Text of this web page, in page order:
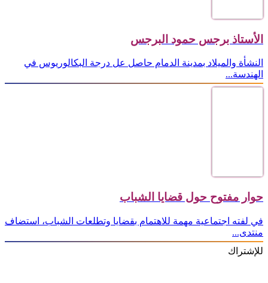
الأستاذ برجس حمود البرجس
النشأة والميلاد بمدينة الدمام حاصل عل درجة البكالوريوس في
الهندسة...
حوار مفتوح حول قضايا الشباب
في لفته اجتماعية مهمة للاهتمام بقضايا وتطلعات الشباب، استضاف
منتدى...
للإشتراك